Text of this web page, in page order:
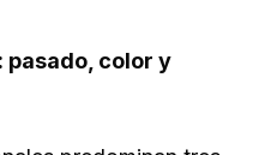
pasado, color y